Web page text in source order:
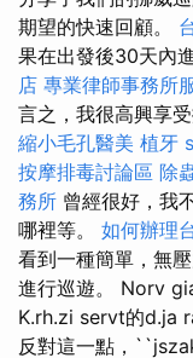
期望的快速回顧。
果在出發後30天內
店 專業律師事務所
言之，我很高興享
縮小毛孔醫美 植牙
按摩排毒討論區 除
務所 曾經很好，我
哪裡等。 如何辦理
看到一種簡單，無
進行巡遊。 Norv
K.rh.zi servt的d.ja
反對這一點，